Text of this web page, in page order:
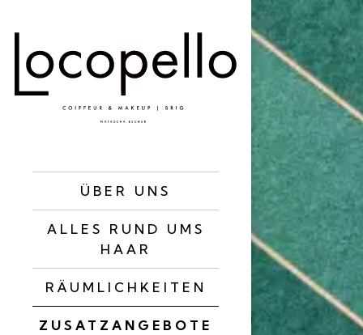
ÜBER UNS
ALLES RUND UMS
HAAR
RÄUMLICHKEITEN
ZUSATZANGEBOTE